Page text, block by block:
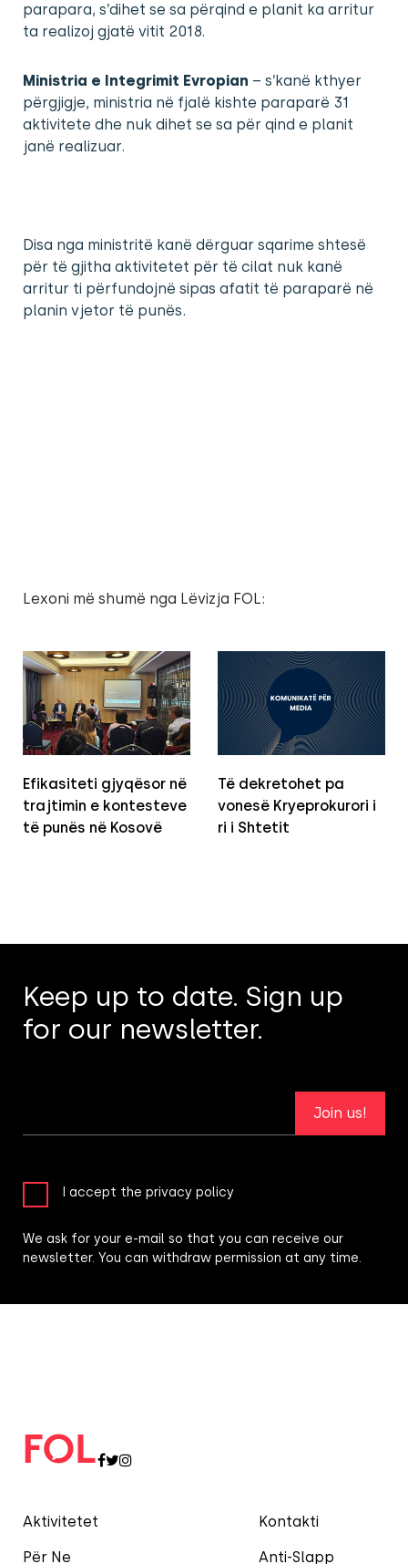
parapara, s’dihet se sa përqind e planit ka arritur
ta realizoj gjatë vitit 2018.
Ministria e Integrimit Evropian – s’kanë kthyer
përgjigje, ministria në fjalë kishte paraparë 31
aktivitete dhe nuk dihet se sa për qind e planit
janë realizuar.
Disa nga ministritë kanë dërguar sqarime shtesë
për të gjitha aktivitetet për të cilat nuk kanë
arritur ti përfundojnë sipas afatit të paraparë në
planin vjetor të punës.
Lexoni më shumë nga Lëvizja FOL:
Efikasiteti gjyqësor në
trajtimin e kontesteve
të punës në Kosovë
Të dekretohet pa
vonesë Kryeprokurori i
ri i Shtetit
Aktivitetet
Për Ne
Kontakti
Anti-Slapp
Keep up to date. Sign up
for our newsletter.
Join us!
I accept the privacy policy
We ask for your e-mail so that you can receive our
newsletter. You can withdraw permission at any time.